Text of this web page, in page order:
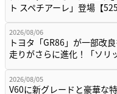
ト スペチアーレ」登場【
2026/08/06
トヨタ「GR86」が一部改
走りがさらに進化！「ソリ
2026/08/05
V60に新グレードと豪華な